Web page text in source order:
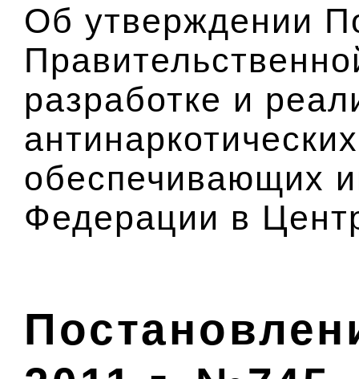
Об утверждении
разработке и
обеспечивающих
Федерации в